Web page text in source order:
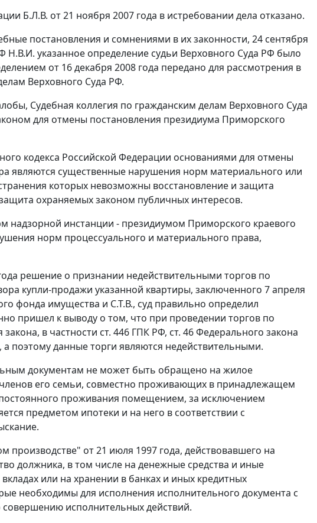
Б.Л.В. от 21 ноября 2007 года в истребовании дела отказано.
постановления и сомнениями в их законности, 24 сентября
Н.В.И. указанное определение судьи Верховного Суда РФ было
от 16 декабря 2008 года передано для рассмотрения в
Верховного Суда РФ.
Судебная коллегия по гражданским делам Верховного Суда
для отмены постановления президиума Приморского
кодекса Российской Федерации основаниями для отмены
являются существенные нарушения норм материального или
которых невозможны восстановление и защита
охраняемых законом публичных интересов.
надзорной инстанции - президиумом Приморского краевого
норм процессуального и материального права,
решение о признании недействительными торгов по
купли-продажи указанной квартиры, заключенного 7 апреля
фонда имущества и С.Т.В., суд правильно определил
пришел к выводу о том, что при проведении торгов по
в частности ст. 446 ГПК РФ, ст. 46Федерального закона
поэтому данные торги являются недействительными.
документам не может быть обращено на жилое
его семьи, совместно проживающих в принадлежащем
проживания помещением, за исключением
предметом ипотеки и на него в соответствии с
от 21 июля 1997 года, действовавшего на
должника, в том числе на денежные средства и иные
или на хранении в банках и иных кредитных
необходимы для исполнения исполнительного документа с
совершению исполнительных действий.